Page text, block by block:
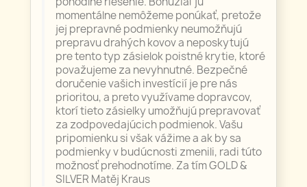
momentálne nemôžeme ponúkať, pretože
jej prepravné podmienky neumožňujú
prepravu drahých kovov a neposkytujú
pre tento typ zásielok poistné krytie, ktoré
považujeme za nevyhnutné. Bezpečné
doručenie vašich investícií je pre nás
prioritou, a preto využívame dopravcov,
ktorí tieto zásielky umožňujú prepravovať
za zodpovedajúcich podmienok. Vašu
pripomienku si však vážime a ak by sa
podmienky v budúcnosti zmenili, radi túto
možnosť prehodnotíme. Za tím GOLD &
SILVER Matěj Kraus